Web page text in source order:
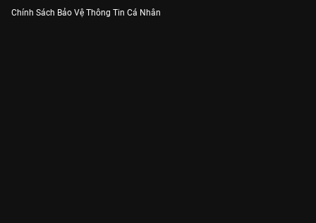
Chính Sách Bảo Vệ Thông Tin Cá Nhân